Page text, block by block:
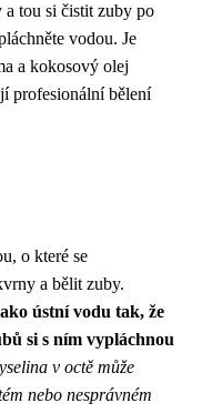
tou si čistit zuby po
vodou. Je
a kokosový olej
profesionální bělení
o které se
a bělit zuby.
ústní vodu tak, že
si s ním vypláchnou
v octě může
nebo nesprávném